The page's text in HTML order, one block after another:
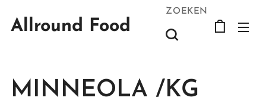
Allround Food
ZOEKEN
MINNEOLA /KG